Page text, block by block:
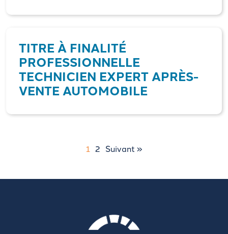
TITRE À FINALITÉ
PROFESSIONNELLE
TECHNICIEN EXPERT APRÈS-
VENTE AUTOMOBILE
1 2 Suivant »